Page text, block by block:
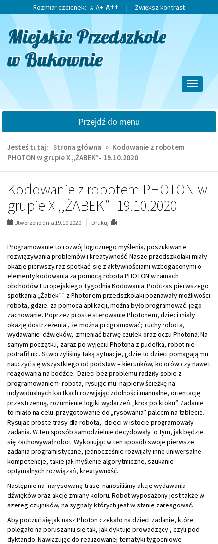
do
głównej
treści
do
wyszukiwarki
Rozmiar czcionek: A A+ A++ | Zwiększ kontrast
Przełącz
Przejdź do menu
Jesteś tutaj: Strona główna » Kodowanie z robotem
PHOTON w grupie X ,,ŻABEK”- 19.10.2020
Kodowanie z robotem PHOTON w
grupie X ,,ŻABEK”- 19.10.2020
Utworzono dnia 19.10.2020 Drukuj
Programowanie to rozwój logicznego myślenia, poszukiwanie
rozwiązywania problemów i kreatywność. Nasze przedszkolaki miały
okazję pierwszy raz spotkać się z aktywnościami wzbogaconymi o
elementy kodowania za pomocą robota PHOTON w ramach
obchodów Europejskiego Tygodnia Kodowania. Podczas pierwszego
spotkania „Żabek”” z Photonem przedszkolaki poznawały możliwości
robota, gdzie za pomocą aplikacji, można było programować jego
zachowanie. Poprzez proste sterowanie Photonem, dzieci miały
okazję dostrzeżenia , że można programować; ruchy robota,
wydawanie dźwięków, zmieniać barwę czułek oraz oczu Photona. Na
samym początku, zaraz po wyjęciu Photona z pudełka, robot nie
potrafił nic. Stworzyliśmy taką sytuacje, gdzie to dzieci pomagają mu
nauczyć się wszystkiego od podstaw – kierunków, kolorów czy nawet
reagowania na bodźce . Dzieci bez problemu radziły sobie z
programowaniem robota, rysując mu najpierw ścieżkę na
indywidualnych kartkach rozwijając zdolności manualne, orientację
przestrzenną, rozumienie logiki wydarzeń „krok po kroku”. Zadanie
to miało na celu przygotowanie do „rysowania” palcem na tablecie.
Rysując proste trasy dla robota, dzieci w istocie programowały
zadania. W ten sposób samodzielnie decydowały o tym, jak będzie
się zachowywał robot. Wykonując w ten sposób swoje pierwsze
zadania programistyczne, jednocześnie rozwijały inne uniwersalne
kompetencje, takie jak myślenie algorytmiczne, szukanie
optymalnych rozwiązań, kreatywność.
Następnie na narysowaną trasę nanosiliśmy akcję wydawania
dźwięków oraz akcję zmiany koloru. Robot wyposażony jest także w
szereg czujników, na sygnały których jest w stanie zareagować.
Aby poczuć się jak nasz Photon czekało na dzieci zadanie, które
polegało na poruszaniu się tak, jak dyktuje prowadzący , czyli pod
dyktando. Nawiązując do realizowanej tematyki tygodniowej